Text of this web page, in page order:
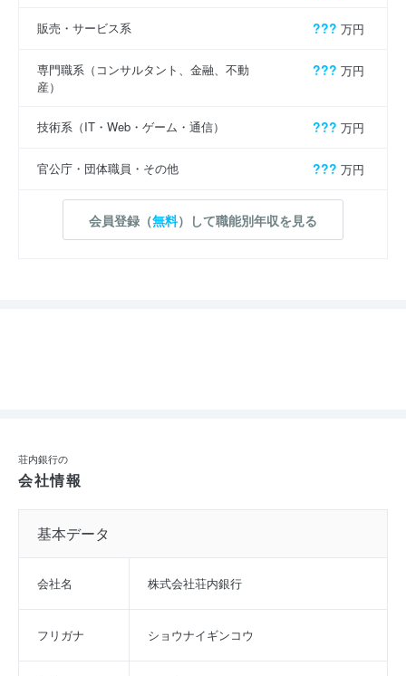
販売・サービス系 ??? 万円
専門職系（コンサルタント、金融、不動
産）
??? 万円
技術系（IT・Web・ゲーム・通信） ??? 万円
官公庁・団体職員・その他 ??? 万円
会員登録（無料）して職能別年収を見る
荘内銀行の
会社情報
基本データ
会社名 株式会社荘内銀行
フリガナ ショウナイギンコウ